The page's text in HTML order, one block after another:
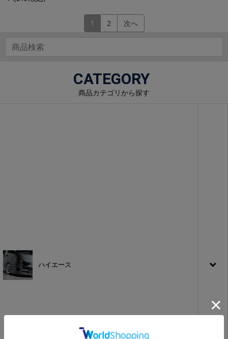
1 2 次へ
CATEGORY
商品カテゴリから探す
ハイエース